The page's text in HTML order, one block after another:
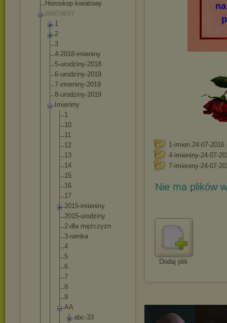
Horoskop kwiatowy
IMIENINY
1
2
3
4-2018-imieniny
5-urodziny-2018
6-urodziny-2019
7-imieniny-2019
8-urodziny-2019
Imieniny
1
10
11
12
13
14
15
16
17
2015-imieniny
2015-urodziny
2-dla mężczyzn
3-ramka
4
5
6
7
8
9
AA
abc-33
1-imien.24-07-2016
4-imieniny-24-07-
7-imieniny-24-07-
Nie ma plików
Dodaj plik